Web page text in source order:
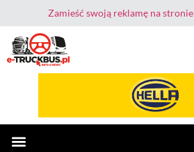
Zamieść swoją reklamę na